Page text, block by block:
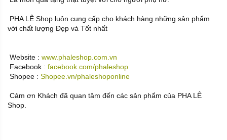
PHA LÊ Shop luôn cung cấp cho khách hàng những sản phẩm
với chất lượng Đẹp và Tốt nhất
Website : www.phaleshop.com.vn
Facebook : facebook.com/phaleshop
Shopee : Shopee.vn/phaleshoponline
Cảm ơn Khách đã quan tâm đến các sản phẩm của PHA LÊ
Shop.